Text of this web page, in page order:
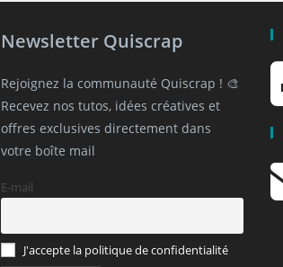
Newsletter Quiscrap
Rejoignez la communauté Quiscrap ! 🎨
Recevez nos tutos, idées créatives et
offres exclusives directement dans
votre boîte mail
E-mail
J'accepte la politique de confidentialité